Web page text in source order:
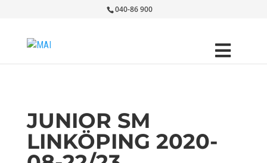
040-86 900
JUNIOR SM
LINKÖPING 2020-